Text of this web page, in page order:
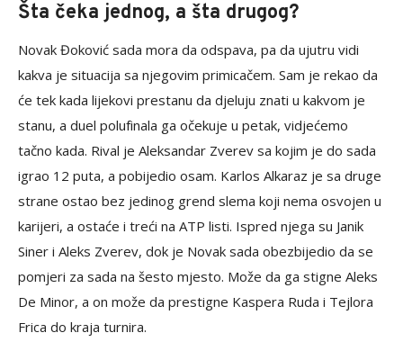
Šta čeka jednog, a šta drugog?
Novak Đoković sada mora da odspava, pa da ujutru vidi
kakva je situacija sa njegovim primicačem. Sam je rekao da
će tek kada lijekovi prestanu da djeluju znati u kakvom je
stanu, a duel polufinala ga očekuje u petak, vidjećemo
tačno kada. Rival je Aleksandar Zverev sa kojim je do sada
igrao 12 puta, a pobijedio osam. Karlos Alkaraz je sa druge
strane ostao bez jedinog grend slema koji nema osvojen u
karijeri, a ostaće i treći na ATP listi. Ispred njega su Janik
Siner i Aleks Zverev, dok je Novak sada obezbijedio da se
pomjeri za sada na šesto mjesto. Može da ga stigne Aleks
De Minor, a on može da prestigne Kaspera Ruda i Tejlora
Frica do kraja turnira.